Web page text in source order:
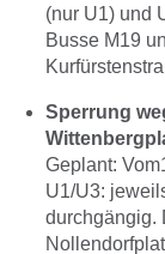
(nur U1) und
Busse M19
Sperrung
Geplant:
U1/U3:
durchgängig.